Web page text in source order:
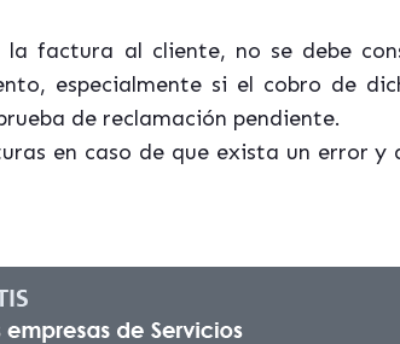
la factura al cliente, no se debe
especialmente si el cobro de
de reclamación pendiente.
en caso de que exista un error y